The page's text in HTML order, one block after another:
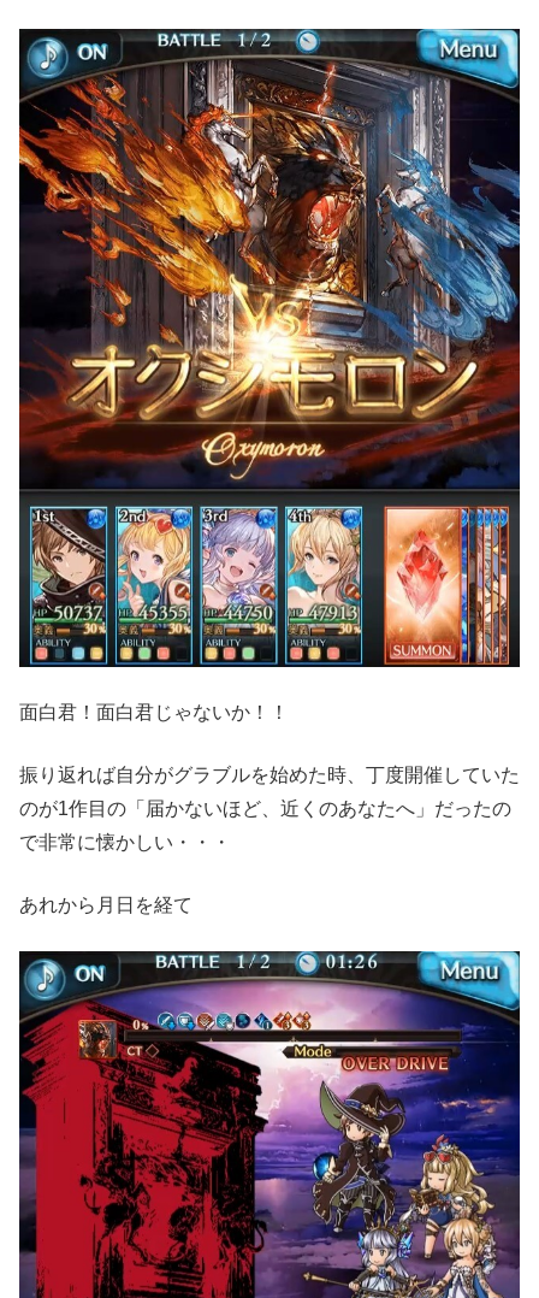
面白君！面白君じゃないか！！
振り返れば自分がグラブルを始めた時、丁度開催していた
のが1作目の「届かないほど、近くのあなたへ」だったの
で非常に懐かしい・・・
あれから月日を経て